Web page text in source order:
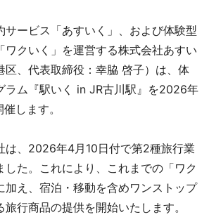
サービス「あすいく」、および体験型
ワクいく」を運営する株式会社あすい
区、代表取締役：幸脇 啓子）は、体
ラム『駅いく in JR古川駅』を2026年
します。
は、2026年4月10日付で第2種旅行業
した。これにより、これまでの「ワク
加え、宿泊・移動を含めワンストップ
行商品の提供を開始いたします。